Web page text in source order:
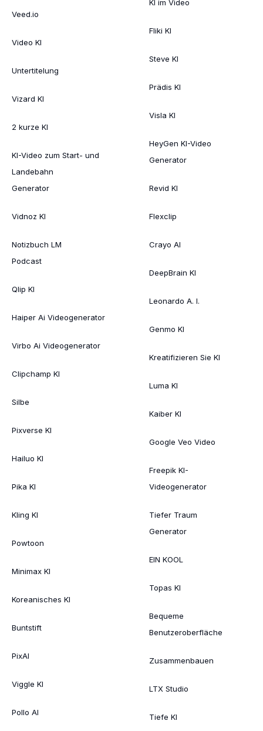
Veed.io
Video KI
Untertitelung
Vizard KI
2 kurze KI
KI-Video zum Start- und
Landebahn
Generator
Vidnoz KI
Notizbuch LM
Podcast
Qlip KI
Haiper Ai Videogenerator
Virbo Ai Videogenerator
Clipchamp KI
Silbe
Pixverse KI
Hailuo KI
Pika KI
Kling KI
Powtoon
Minimax KI
Koreanisches KI
Buntstift
PixAI
Viggle KI
Pollo AI
KI im Video
Fliki KI
Steve KI
Prädis KI
Visla KI
HeyGen KI-Video
Generator
Revid KI
Flexclip
Crayo AI
DeepBrain KI
Leonardo A. I.
Genmo KI
Kreatifizieren Sie KI
Luma KI
Kaiber KI
Google Veo Video
Freepik KI-
Videogenerator
Tiefer Traum
Generator
EIN KOOL
Topas KI
Bequeme
Benutzeroberfläche
Zusammenbauen
LTX Studio
Tiefe KI